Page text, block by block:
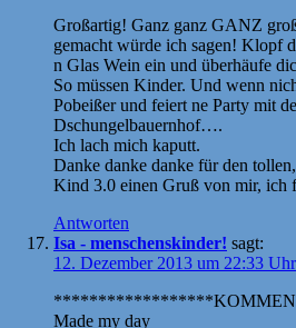
Großartig! Ganz ganz GANZ
gemacht würde ich sagen! Klopf
n Glas Wein ein und überhäufe
So müssen Kinder. Und wenn
Pobeißer und feiert ne Party mit
Dschungelbauernhof….
Ich lach mich kaputt.
Danke danke danke für den
Kind 3.0 einen Gruß von mir, ich
Antworten
Isa - menschenskinder! sagt:
12. Dezember 2013 um 22:33 Uhr
Made my day